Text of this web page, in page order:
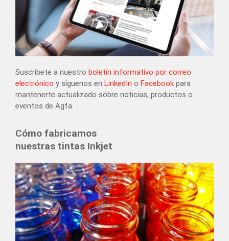
Suscríbete a nuestro boletín informativo por correo
electrónico y síguenos en LinkedIn o Facebook para
mantenerte actualizado sobre noticias, productos o
eventos de Agfa.
Cómo fabricamos
nuestras tintas Inkjet